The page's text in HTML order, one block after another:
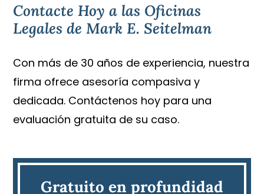
Contacte Hoy a las Oficinas
Legales de Mark E. Seitelman
Con más de 30 años de experiencia, nuestra
firma ofrece asesoría compasiva y
dedicada. Contáctenos hoy para una
evaluación gratuita de su caso.
Gratuito en profundidad